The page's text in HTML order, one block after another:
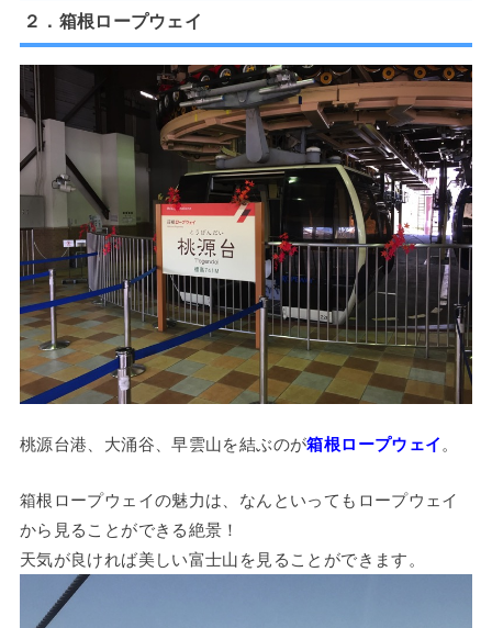
２．箱根ロープウェイ
桃源台港、大涌谷、早雲山を結ぶのが箱根ロープウェイ 。
箱根ロープウェイの魅力は、なんといってもロープウェイ
から見ることができる絶景！
天気が良ければ美しい富士山を見ることができます。